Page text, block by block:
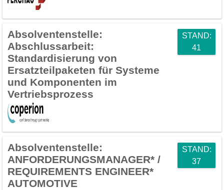
Absolventenstelle:
Abschlussarbeit:
Standardisierung von
Ersatzteilpaketen für Systeme
und Komponenten im
Vertriebsprozess
STAND:
41
Absolventenstelle:
ANFORDERUNGSMANAGER* /
REQUIREMENTS ENGINEER*
AUTOMOTIVE
STAND:
37